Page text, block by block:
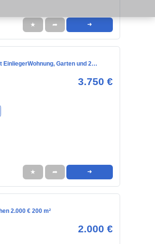
★ ➦ ➜
EinliegerWohnung, Garten und 2…
3.750 €
★ ➦ ➜
2.000 € 200 m²
2.000 €